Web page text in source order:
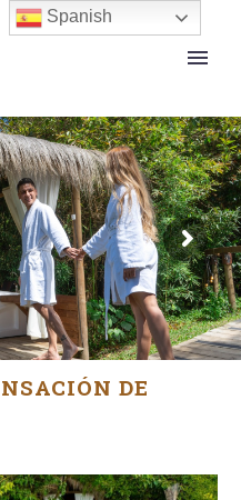
DE
Spanish